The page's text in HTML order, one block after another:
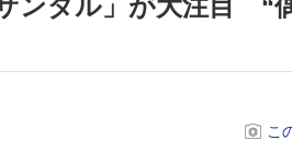
ンダル」が大注目 “
こ